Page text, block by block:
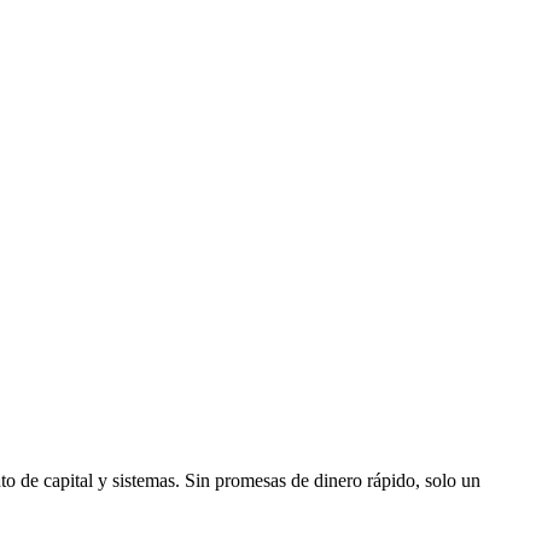
de capital y sistemas. Sin promesas de dinero rápido, solo un